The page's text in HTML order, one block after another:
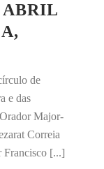
ABRIL
de
e das
Major-
Correia
Francisco [...]